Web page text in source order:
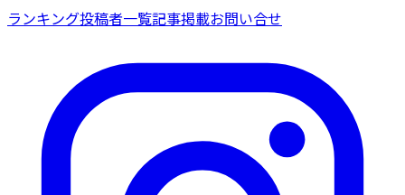
ランキング投稿者一覧記事掲載お問い合せ